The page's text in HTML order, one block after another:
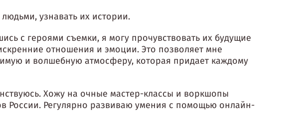
узнавать их истории.
с героями съемки, я могу прочувствовать их будущие
отношения и эмоции. Это позволяет мне
и волшебную атмосферу, которая придает каждому
Хожу на очные мастер-классы и воркшопы
России. Регулярно развиваю умения с помощью онлайн-